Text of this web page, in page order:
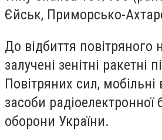
Єйськ, Приморсько-
До відбиття повітряного
залучені зенітні ракетні
Повітряних сил, мобільні
засоби радіоелектронної
оборони України.